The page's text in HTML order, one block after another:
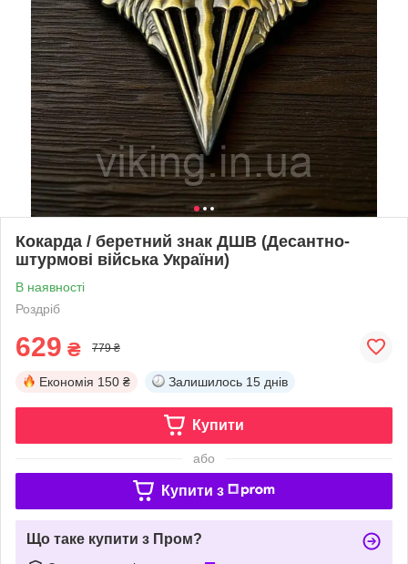
Кокарда / беретний знак ДШВ (Десантно-
штурмові війська України)
В наявності
Роздріб
629 ₴ 779 ₴
Економія 150 ₴ Залишилось 15 днів
Купити
або
Купити з
Що таке купити з Пром?